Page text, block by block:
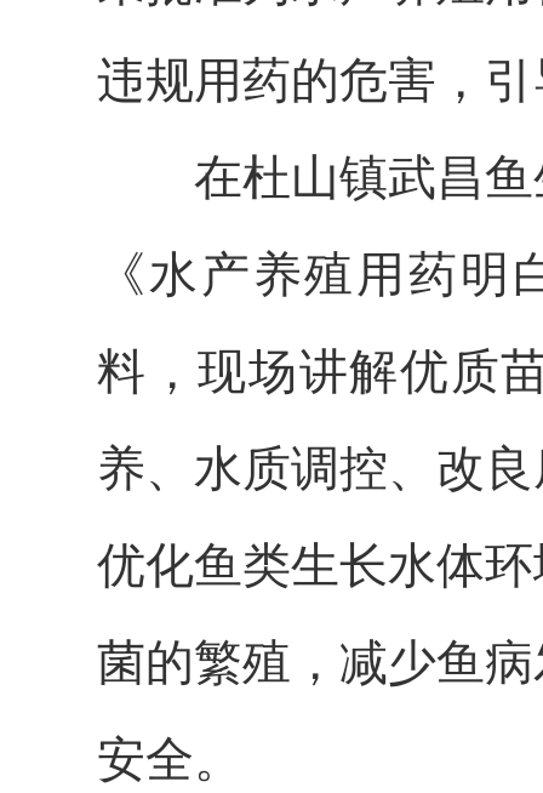
违规用药的危害，
在杜山镇武昌鱼
《水产养殖用药明
料，现场讲解优质
养、水质调控、改
优化鱼类生长水体
菌的繁殖，减少鱼
安全。